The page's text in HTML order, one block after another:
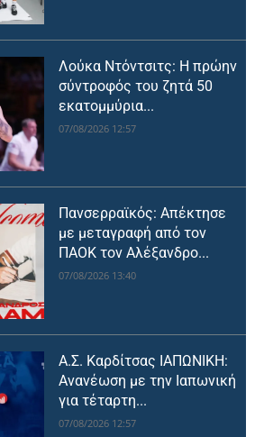
Λούκα Ντόντσιτς: Η πρώην
σύντροφός του ζητά 50
εκατομμύρια...
07/08/2026 12:57
Πανσερραϊκός: Απέκτησε
με μεταγραφή από τον
ΠΑΟΚ τον Αλέξανδρο...
07/08/2026 13:40
Α.Σ. Καρδίτσας ΙΑΠΩΝΙΚΗ:
Ανανέωση με την Ιαπωνική
για τέταρτη...
07/08/2026 12:57